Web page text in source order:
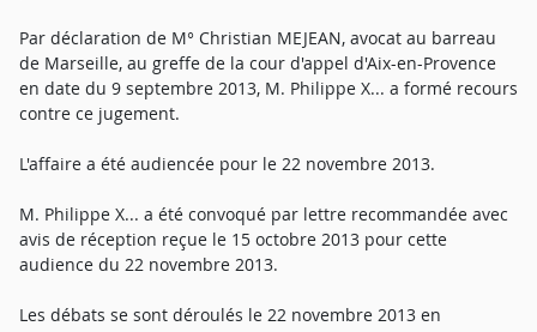
Par déclaration de M° Christian MEJEAN, avocat au barreau
de Marseille, au greffe de la cour d'appel d'Aix-en-Provence
en date du 9 septembre 2013, M. Philippe X... a formé recours
contre ce jugement.
L'affaire a été audiencée pour le 22 novembre 2013.
M. Philippe X... a été convoqué par lettre recommandée avec
avis de réception reçue le 15 octobre 2013 pour cette
audience du 22 novembre 2013.
Les débats se sont déroulés le 22 novembre 2013 en